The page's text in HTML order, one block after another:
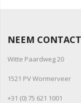
NEEM
Witte Paardweg 20
1521 PV Wormerveer
+31 (0) 75 621 1001